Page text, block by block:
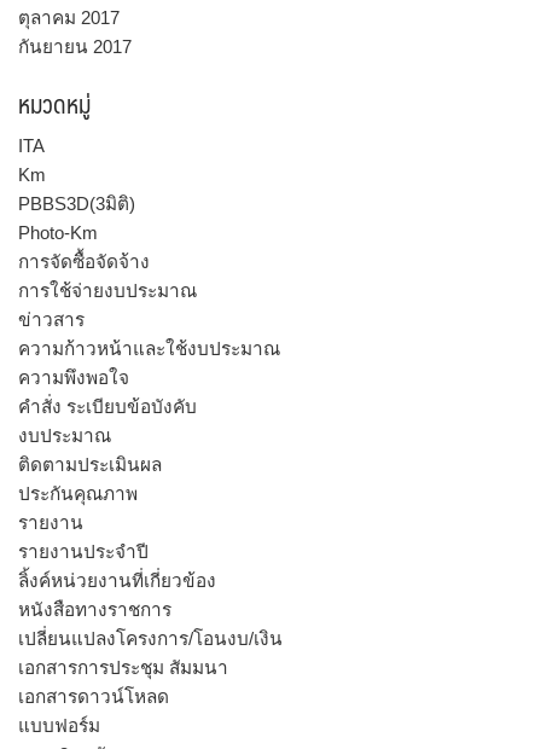
ตุลาคม 2017
กันยายน 2017
หมวดหมู่
ITA
Km
PBBS3D(3มิติ)
Photo-Km
การจัดซื้อจัดจ้าง
การใช้จ่ายงบประมาณ
ข่าวสาร
ความก้าวหน้าและใช้งบประมาณ
ความพึงพอใจ
คำสั่ง ระเบียบข้อบังคับ
งบประมาณ
ติดตามประเมินผล
ประกันคุณภาพ
รายงาน
รายงานประจำปี
ลิ้งค์หน่วยงานที่เกี่ยวข้อง
หนังสือทางราชการ
เปลี่ยนแปลงโครงการ/โอนงบ/เงิน
เอกสารการประชุม สัมมนา
เอกสารดาวน์โหลด
แบบฟอร์ม